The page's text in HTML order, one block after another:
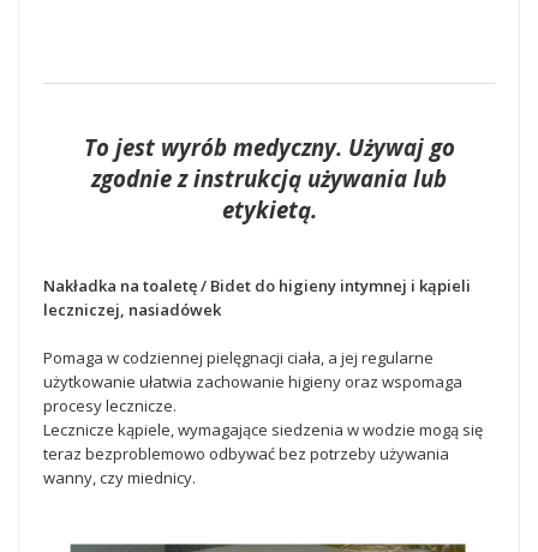
To jest wyrób medyczny. Używaj go
zgodnie z instrukcją używania lub
etykietą.
Nakładka na toaletę / Bidet do higieny intymnej i kąpieli
leczniczej, nasiadówek
Pomaga w codziennej pielęgnacji ciała, a jej regularne
użytkowanie ułatwia zachowanie higieny oraz wspomaga
procesy lecznicze.
Lecznicze kąpiele, wymagające siedzenia w wodzie mogą się
teraz bezproblemowo odbywać bez potrzeby używania
wanny, czy miednicy.